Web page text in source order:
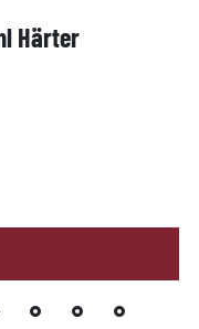
Härter